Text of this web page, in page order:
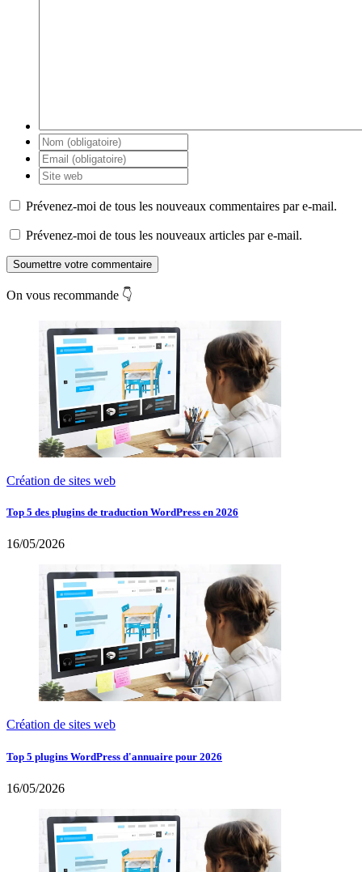
Prévenez-moi de tous les nouveaux commentaires par e-mail.
Prévenez-moi de tous les nouveaux articles par e-mail.
Soumettre votre commentaire
On vous recommande 👇
Création de sites web
Top 5 des plugins de traduction WordPress en 2026
16/05/2026
Création de sites web
Top 5 plugins WordPress d'annuaire pour 2026
16/05/2026